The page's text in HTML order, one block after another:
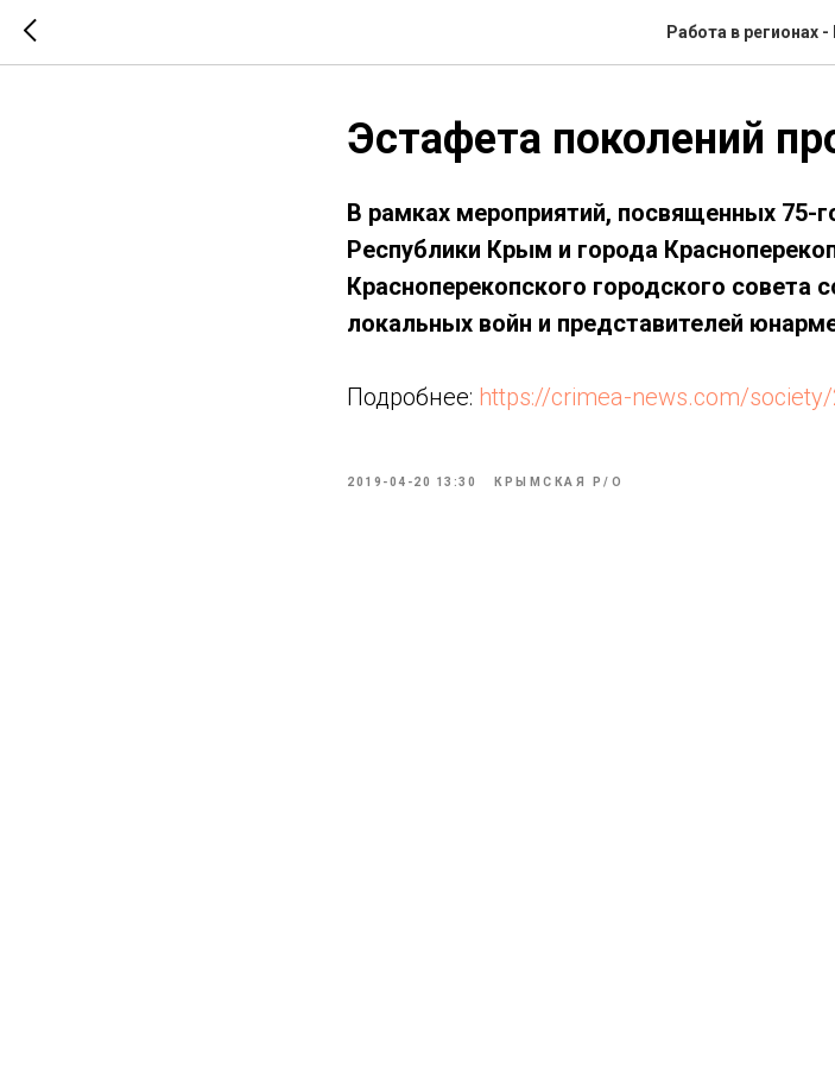
Работа в
Эстафета поколений
В рамках мероприятий, посвященных 75-
Республики Крым и города
Красноперекопского городского совета
локальных войн и представителей
Подробнее: https://crimea-news.com/
2019-04-20 13:30 КРЫМСКАЯ Р/О